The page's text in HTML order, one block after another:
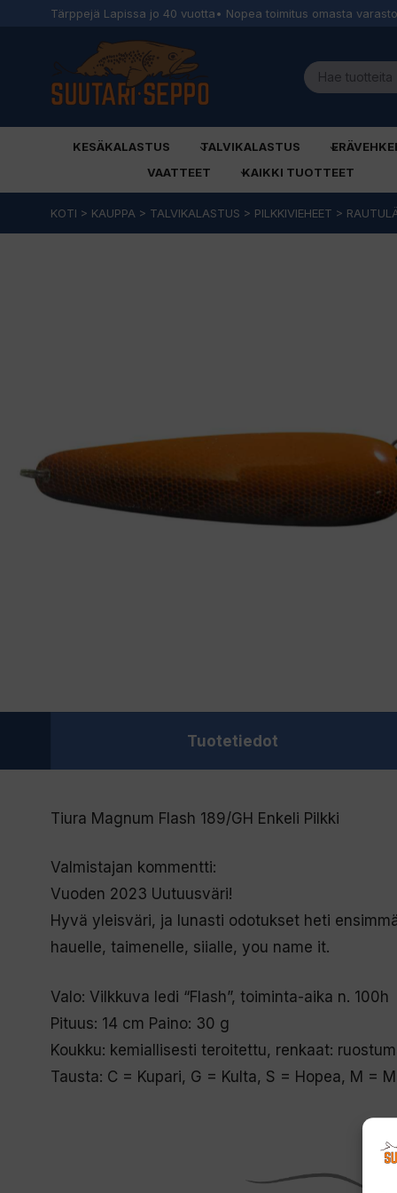
Tärppejä Lapissa jo 40 vuotta• Nopea toimitus omasta
KESÄKALASTUS TALVIKALASTUS
VAATTEET
KAIKKI TUOTTEET
sisältöön
KOTI > KAUPPA > TALVIKALASTUS > PILKKIVIEHEET >
Tuotetiedot
Tiura Magnum Flash 189/GH Enkeli Pilkki
Valmistajan kommentti:
Vuoden 2023 Uutuusväri!
Hyvä yleisväri, ja lunasti odotukset heti
hauelle, taimenelle, siialle, you name it.
Valo: Vilkkuva ledi “Flash”, toiminta-aika n. 100h
Pituus: 14 cm Paino: 30 g
Koukku: kemiallisesti teroitettu, renkaat:
Tausta: C = Kupari, G = Kulta, S = Hopea, M =